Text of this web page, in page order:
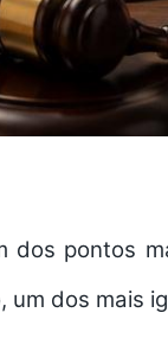
pontos
um dos mais